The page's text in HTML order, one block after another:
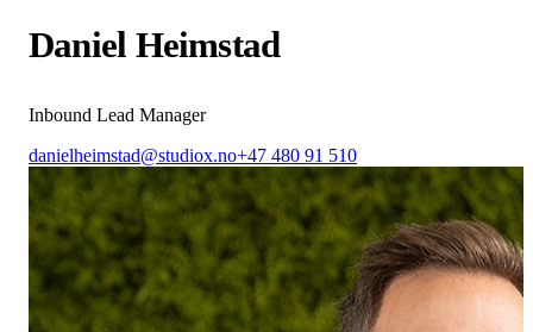
Daniel Heimstad
Inbound Lead Manager
danielheimstad@studiox.no+47 480 91 510